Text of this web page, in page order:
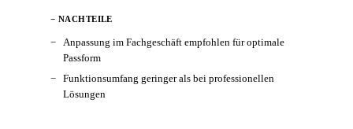
− NACHTEILE
Anpassung im Fachgeschäft empfohlen für optimale
Passform
Funktionsumfang geringer als bei professionellen
Lösungen